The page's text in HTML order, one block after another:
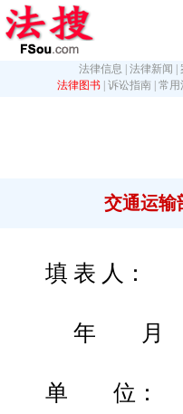
法律信息 法律新闻
法律图书 诉讼指南 常用
交通运输
填
年 月
单